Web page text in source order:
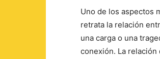
Uno de los aspectos
retrata la relación
una carga o una
conexión. La